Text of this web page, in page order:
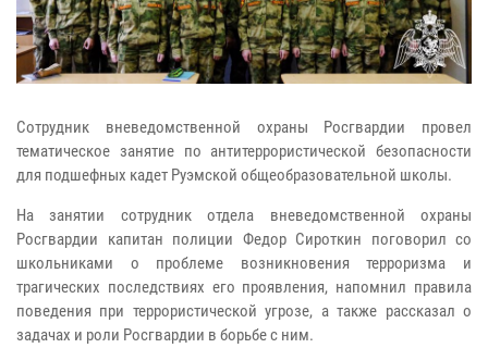
Сотрудник вневедомственной охраны Росгвардии провел
тематическое занятие по антитеррористической безопасности
для подшефных кадет Руэмской общеобразовательной школы.
На занятии сотрудник отдела вневедомственной охраны
Росгвардии капитан полиции Федор Сироткин поговорил со
школьниками о проблеме возникновения терроризма и
трагических последствиях его проявления, напомнил правила
поведения при террористической угрозе, а также рассказал о
задачах и роли Росгвардии в борьбе с ним.